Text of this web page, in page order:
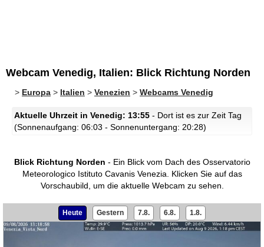
Webcam Venedig, Italien: Blick Richtung Norden
> Europa > Italien > Venezien > Webcams Venedig
Aktuelle Uhrzeit in Venedig: 13:55 - Dort ist es zur Zeit Tag
(Sonnenaufgang: 06:03 - Sonnenuntergang: 20:28)
Blick Richtung Norden - Ein Blick vom Dach des Osservatorio
Meteorologico Istituto Cavanis Venezia.
Klicken Sie auf das
Vorschaubild, um die aktuelle Webcam zu sehen.
Heute Gestern 7.8. 6.8. 1.8.